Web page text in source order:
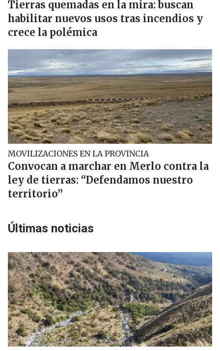
Tierras quemadas en la mira: buscan
habilitar nuevos usos tras incendios y
crece la polémica
MOVILIZACIONES EN LA PROVINCIA
Convocan a marchar en Merlo contra la
ley de tierras: “Defendamos nuestro
territorio”
Últimas noticias